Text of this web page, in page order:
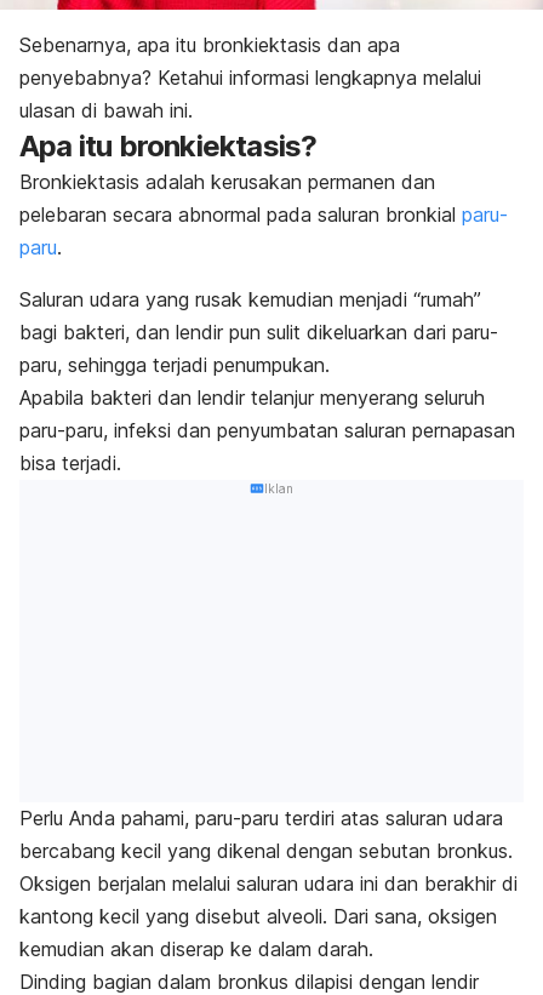
Sebenarnya, apa itu bronkiektasis dan apa
penyebabnya? Ketahui informasi lengkapnya melalui
ulasan di bawah ini.
Apa itu bronkiektasis?
Bronkiektasis adalah kerusakan permanen dan
pelebaran secara abnormal pada saluran bronkial paru-
paru.
Saluran udara yang rusak kemudian menjadi “rumah”
bagi bakteri, dan lendir pun sulit dikeluarkan dari paru-
paru, sehingga terjadi penumpukan.
Apabila bakteri dan lendir telanjur menyerang seluruh
paru-paru, infeksi dan penyumbatan saluran pernapasan
bisa terjadi.
Iklan
Perlu Anda pahami, paru-paru terdiri atas saluran udara
bercabang kecil yang dikenal dengan sebutan bronkus.
Oksigen berjalan melalui saluran udara ini dan berakhir di
kantong kecil yang disebut alveoli. Dari sana, oksigen
kemudian akan diserap ke dalam darah.
Dinding bagian dalam bronkus dilapisi dengan lendir